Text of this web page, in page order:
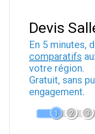
Devis
En 5 minutes,
comparatifs
votre région.
Gratuit, sans
engagement.
1 2 3